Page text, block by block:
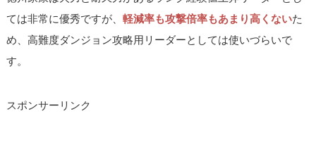
ては非常に優秀ですが、軽減率も攻撃倍率もあまり高くないた
め、高難度ダンジョン攻略用リーダーとしては使いづらいで
す。
スポンサーリンク